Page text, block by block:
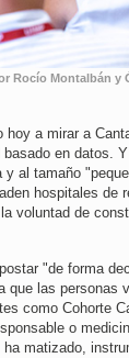
Rocío Montalbán y
a mirar a
en datos.
al tamaño
hospitales de
voluntad de
"de forma
las personas
como Cohorte
o
matizado,